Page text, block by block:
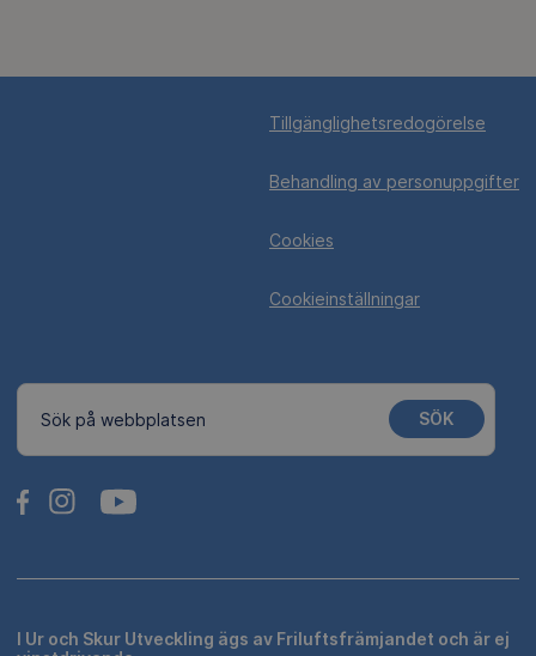
Tillgänglighetsredogörelse
Behandling av personuppgifter
Cookies
Cookieinställningar
Sök på webbplatsen SÖK
I Ur och Skur Utveckling ägs av Friluftsfrämjandet och är ej